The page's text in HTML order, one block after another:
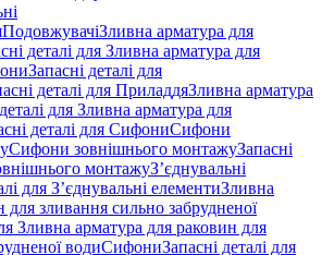
ПодовжувачіЗливна арматура для
деталі для Зливна арматура для
Запасні деталі для
деталі для ПриладдяЗливна арматура
для Зливна арматура для
деталі для СифониСифони
Сифони зовнішнього монтажуЗапасні
монтажуЗ’єднувальні
для З’єднувальні елементиЗливна
для зливання сильно забрудненої
Зливна арматура для раковин для
водиСифониЗапасні деталі для